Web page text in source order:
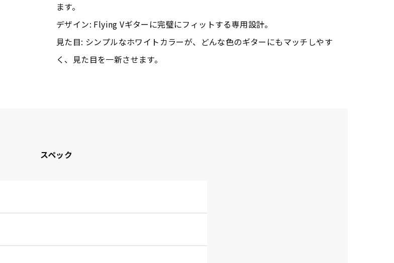
ます。
デザイン: Flying Vギターに完璧にフィットする専用設計。
見た目: シンプルなホワイトカラーが、どんな色のギターにもマッチしやす
く、見た目を一新させます。
スペック